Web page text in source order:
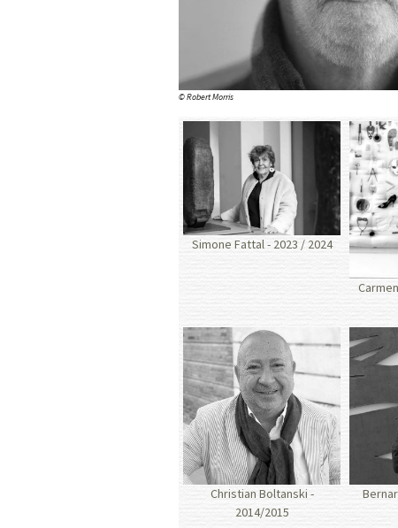
© Robert Morris
Simone Fattal - 2023 / 2024
Christian Boltanski -
2014/2015